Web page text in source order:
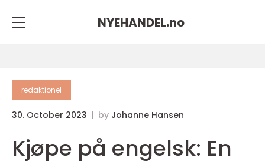
NYEHANDEL.no
redaktionel
30. October 2023 by Johanne Hansen
Kjøpe på engelsk: En